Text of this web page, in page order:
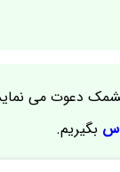
دعوت می
بگیریم.